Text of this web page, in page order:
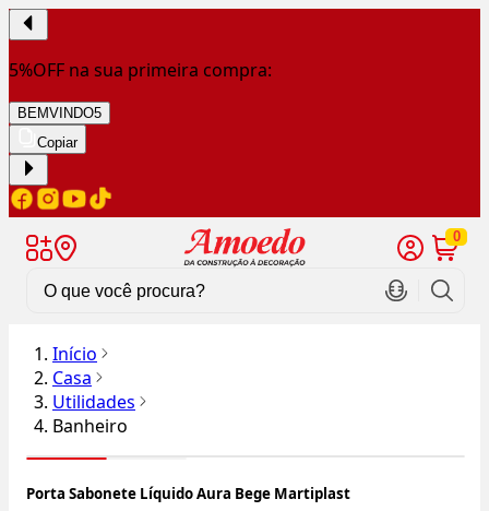
5%OFF na sua primeira compra:
BEMVINDO5
Copiar
0
Início
Casa
Utilidades
Banheiro
Porta Sabonete Líquido Aura Bege Martiplast